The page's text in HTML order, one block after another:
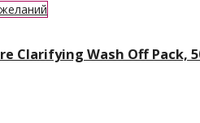
Clarifying Wash Off Pack,